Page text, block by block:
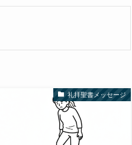
礼拝聖書メッセージ